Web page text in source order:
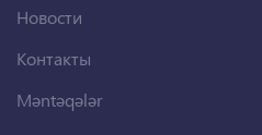
Новости
Контакты
Məntəqələr